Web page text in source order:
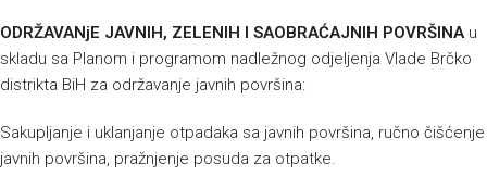
ODRŽAVANjE JAVNIH, ZELENIH I SAOBRAĆAJNIH POVRŠINAu
skladu sa Planom i programom nadležnog odjeljenja Vlade Brčko
distrikta BiH za održavanje javnih površina:
Sakupljanje i uklanjanje otpadaka sa javnih površina, ručno čišćenje
javnih površina, pražnjenje posuda za otpatke.